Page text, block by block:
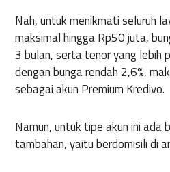
Nah, untuk menikmati seluruh
maksimal hingga Rp50 juta,
3 bulan, serta tenor yang lebih
dengan bunga rendah 2,6%,
sebagai akun Premium Kredivo.
Namun, untuk tipe akun ini ada
tambahan, yaitu berdomisili di